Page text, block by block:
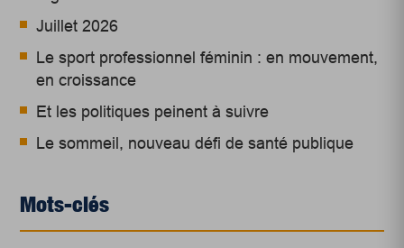
Juillet 2026
Le sport professionnel féminin : en mouvement,
en croissance
Et les politiques peinent à suivre
Le sommeil, nouveau défi de santé publique
Mots-clés